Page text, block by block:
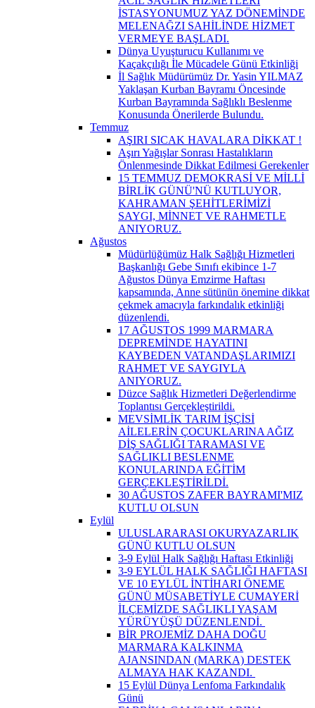
İSTASYONUMUZ YAZ DÖNEMİNDE
MELENAĞZI SAHİLİNDE HİZMET
VERMEYE BAŞLADI.
Dünya Uyuşturucu Kullanımı ve
Kaçakçılığı İle Mücadele Günü Etkinliği
İl Sağlık Müdürümüz Dr. Yasin YILMAZ
Yaklaşan Kurban Bayramı Öncesinde
Kurban Bayramında Sağlıklı Beslenme
Konusunda Önerilerde Bulundu.
Temmuz
AŞIRI SICAK HAVALARA DİKKAT !
Aşırı Yağışlar Sonrası Hastalıkların
Önlenmesinde Dikkat Edilmesi Gerekenler
15 TEMMUZ DEMOKRASİ VE MİLLİ
BİRLİK GÜNÜ'NÜ KUTLUYOR,
KAHRAMAN ŞEHİTLERİMİZİ
SAYGI, MİNNET VE RAHMETLE
ANIYORUZ.
Ağustos
Müdürlüğümüz Halk Sağlığı Hizmetleri
Başkanlığı Gebe Sınıfı ekibince 1-7
Ağustos Dünya Emzirme Haftası
kapsamında, Anne sütünün önemine dikkat
çekmek amacıyla farkındalık etkinliği
düzenlendi.
17 AĞUSTOS 1999 MARMARA
DEPREMİNDE HAYATINI
KAYBEDEN VATANDAŞLARIMIZI
RAHMET VE SAYGIYLA
ANIYORUZ.
Düzce Sağlık Hizmetleri Değerlendirme
Toplantısı Gerçekleştirildi.
MEVSİMLİK TARIM İŞÇİSİ
AİLELERİN ÇOCUKLARINA AĞIZ
DİŞ SAĞLIĞI TARAMASI VE
SAĞLIKLI BESLENME
KONULARINDA EĞİTİM
GERÇEKLEŞTİRİLDİ.
30 AĞUSTOS ZAFER BAYRAMI'MIZ
KUTLU OLSUN
Eylül
ULUSLARARASI OKURYAZARLIK
GÜNÜ KUTLU OLSUN
3-9 Eylül Halk Sağlığı Haftası Etkinliği
3-9 EYLÜL HALK SAĞLIĞI HAFTASI
VE 10 EYLÜL İNTİHARI ÖNEME
GÜNÜ MÜSABETİYLE CUMAYERİ
İLÇEMİZDE SAĞLIKLI YAŞAM
YÜRÜYÜŞÜ DÜZENLENDİ. ​
BİR PROJEMİZ DAHA DOĞU
MARMARA KALKINMA
AJANSINDAN (MARKA) DESTEK
ALMAYA HAK KAZANDI. ​
15 Eylül Dünya Lenfoma Farkındalık
Günü